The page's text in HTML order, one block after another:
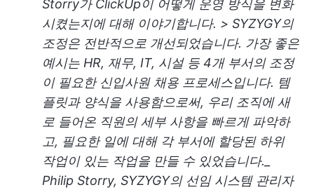
Storry가 ClickUp이 어떻게 운영 방식을 변화
시켰는지에 대해 이야기합니다. > SYZYGY의
조정은 전반적으로 개선되었습니다. 가장 좋은
예시는 HR, 재무, IT, 시설 등 4개 부서의 조정
이 필요한 신입사원 채용 프로세스입니다. 템
플릿과 양식을 사용함으로써, 우리 조직에 새
로 들어온 직원의 세부 사항을 빠르게 파악하
고, 필요한 일에 대해 각 부서에 할당된 하위
작업이 있는 작업을 만들 수 있었습니다._
Philip Storry, SYZYGY의 선임 시스템 관리자